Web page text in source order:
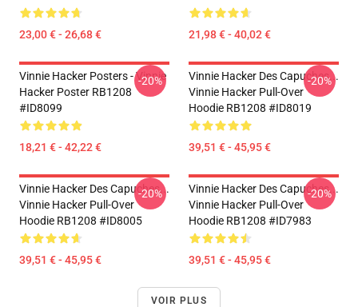
23,00 € - 26,68 € 21,98 € - 40,02 €
Vinnie Hacker Posters - Vinnie
Hacker Poster RB1208
#ID8099
18,21 € - 42,22 €
-20%
Vinnie Hacker Des Capuches...
Vinnie Hacker Pull-Over
Hoodie RB1208 #ID8019
39,51 € - 45,95 €
-20%
Vinnie Hacker Des Capuches...
Vinnie Hacker Pull-Over
Hoodie RB1208 #ID8005
39,51 € - 45,95 €
-20%
Vinnie Hacker Des Capuches...
Vinnie Hacker Pull-Over
Hoodie RB1208 #ID7983
39,51 € - 45,95 €
-20%
VOIR PLUS